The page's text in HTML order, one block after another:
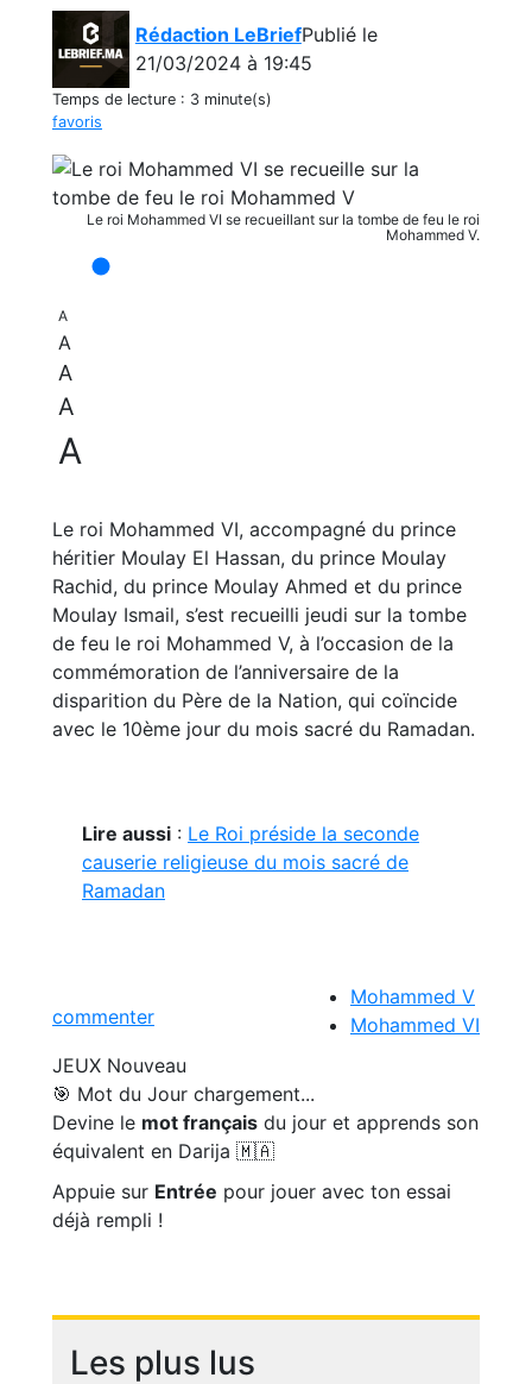
Rédaction LeBriefPublié le
21/03/2024 à 19:45
Temps de lecture : 3 minute(s)
favoris
Le roi Mohammed VI se recueillant sur la tombe de feu le roi
Mohammed V.
A
A
A
A
A
Le roi Mohammed VI, accompagné du prince
héritier Moulay El Hassan, du prince Moulay
Rachid, du prince Moulay Ahmed et du prince
Moulay Ismail, s’est recueilli jeudi sur la tombe
de feu le roi Mohammed V, à l’occasion de la
commémoration de l’anniversaire de la
disparition du Père de la Nation, qui coïncide
avec le 10ème jour du mois sacré du Ramadan.
Lire aussi : Le Roi préside la seconde
causerie religieuse du mois sacré de
Ramadan
commenter
Mohammed V
Mohammed VI
JEUX Nouveau
🎯 Mot du Jour chargement...
Devine le mot français du jour et apprends son
équivalent en Darija 🇲🇦
Appuie sur Entrée pour jouer avec ton essai
déjà rempli !
Les plus lus